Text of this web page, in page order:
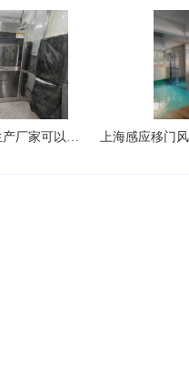
风淋室净化设备生产厂家可以生产转角风淋室吗？